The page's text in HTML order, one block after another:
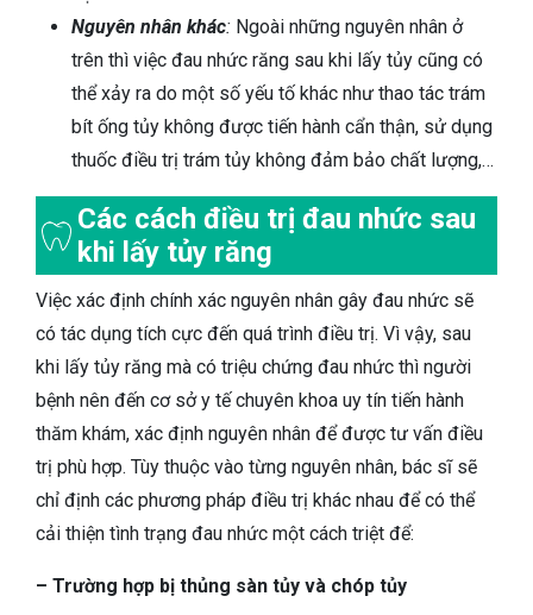
Nguyên nhân khác: Ngoài những nguyên nhân ở
trên thì việc đau nhức răng sau khi lấy tủy cũng có
thể xảy ra do một số yếu tố khác như thao tác trám
bít ống tủy không được tiến hành cẩn thận, sử dụng
thuốc điều trị trám tủy không đảm bảo chất lượng,…
Các cách điều trị đau nhức sau
khi lấy tủy răng
Việc xác định chính xác nguyên nhân gây đau nhức sẽ
có tác dụng tích cực đến quá trình điều trị. Vì vậy, sau
khi lấy tủy răng mà có triệu chứng đau nhức thì người
bệnh nên đến cơ sở y tế chuyên khoa uy tín tiến hành
thăm khám, xác định nguyên nhân để được tư vấn điều
trị phù hợp. Tùy thuộc vào từng nguyên nhân, bác sĩ sẽ
chỉ định các phương pháp điều trị khác nhau để có thể
cải thiện tình trạng đau nhức một cách triệt để:
– Trường hợp bị thủng sàn tủy và chóp tủy